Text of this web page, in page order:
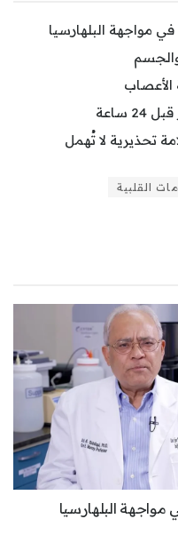
مواجهة البلهارسيا
ساعة
تحذيرية لا تُهمل
القلبية
البلهارسيا